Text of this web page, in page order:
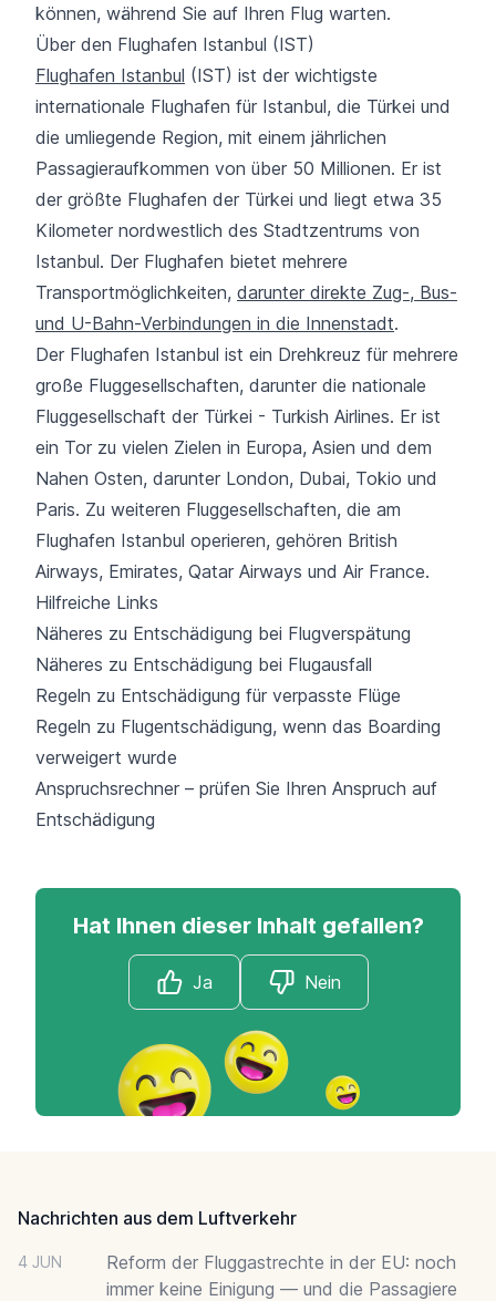
können, während Sie auf Ihren Flug warten.
Über den Flughafen Istanbul (IST)
Flughafen Istanbul (IST) ist der wichtigste
internationale Flughafen für Istanbul, die Türkei und
die umliegende Region, mit einem jährlichen
Passagieraufkommen von über 50 Millionen. Er ist
der größte Flughafen der Türkei und liegt etwa 35
Kilometer nordwestlich des Stadtzentrums von
Istanbul. Der Flughafen bietet mehrere
Transportmöglichkeiten, darunter direkte Zug-, Bus-
und U-Bahn-Verbindungen in die Innenstadt.
Der Flughafen Istanbul ist ein Drehkreuz für mehrere
große Fluggesellschaften, darunter die nationale
Fluggesellschaft der Türkei - Turkish Airlines. Er ist
ein Tor zu vielen Zielen in Europa, Asien und dem
Nahen Osten, darunter London, Dubai, Tokio und
Paris. Zu weiteren Fluggesellschaften, die am
Flughafen Istanbul operieren, gehören British
Airways, Emirates, Qatar Airways und Air France.
Hilfreiche Links
Näheres zu Entschädigung bei Flugverspätung
Näheres zu Entschädigung bei Flugausfall
Regeln zu Entschädigung für verpasste Flüge
Regeln zu Flugentschädigung, wenn das Boarding
verweigert wurde
Anspruchsrechner – prüfen Sie Ihren Anspruch auf
Entschädigung
Hat Ihnen dieser Inhalt gefallen?
Ja Nein
Nachrichten aus dem Luftverkehr
4 JUN
Reform der Fluggastrechte in der EU: noch
immer keine Einigung — und die Passagiere